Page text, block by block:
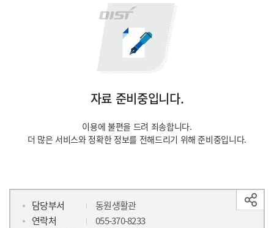
자료 준비중입니다.
이용에 불편을 드려 죄송합니다.
더 많은 서비스와 정확한 정보를 전해드리기 위해 준비중입니다.
담당부서
동원생활관
연락처
055-370-8233